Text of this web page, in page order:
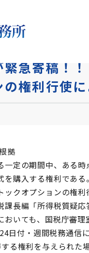
急寄稿！
権利行使
拠
定の期間中、ある時
購入する権利である。
クオプションの権利
長編「所得税質疑
いても、国税庁審
日付・週間税務通信
る権利を与えられた